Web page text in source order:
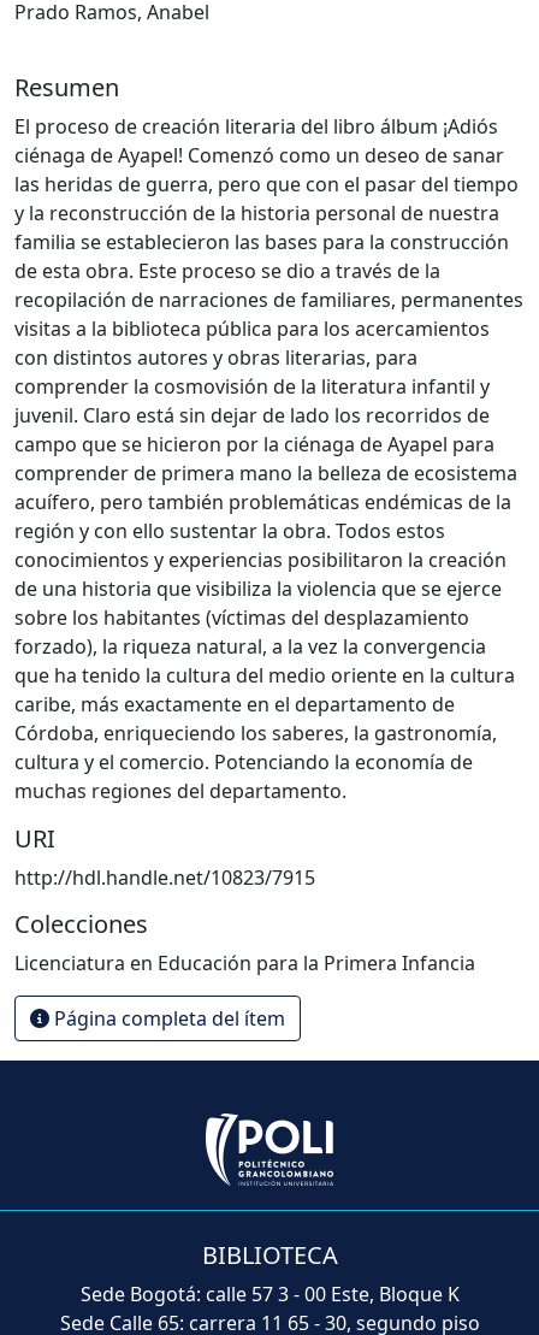
Prado Ramos, Anabel
Resumen
El proceso de creación literaria del libro álbum ¡Adiós
ciénaga de Ayapel! Comenzó como un deseo de sanar
las heridas de guerra, pero que con el pasar del tiempo
y la reconstrucción de la historia personal de nuestra
familia se establecieron las bases para la construcción
de esta obra. Este proceso se dio a través de la
recopilación de narraciones de familiares, permanentes
visitas a la biblioteca pública para los acercamientos
con distintos autores y obras literarias, para
comprender la cosmovisión de la literatura infantil y
juvenil. Claro está sin dejar de lado los recorridos de
campo que se hicieron por la ciénaga de Ayapel para
comprender de primera mano la belleza de ecosistema
acuífero, pero también problemáticas endémicas de la
región y con ello sustentar la obra. Todos estos
conocimientos y experiencias posibilitaron la creación
de una historia que visibiliza la violencia que se ejerce
sobre los habitantes (víctimas del desplazamiento
forzado), la riqueza natural, a la vez la convergencia
que ha tenido la cultura del medio oriente en la cultura
caribe, más exactamente en el departamento de
Córdoba, enriqueciendo los saberes, la gastronomía,
cultura y el comercio. Potenciando la economía de
muchas regiones del departamento.
URI
http://hdl.handle.net/10823/7915
Colecciones
Licenciatura en Educación para la Primera Infancia
Página completa del ítem
BIBLIOTECA
Sede Bogotá: calle 57 3 - 00 Este, Bloque K
Sede Calle 65: carrera 11 65 - 30, segundo piso